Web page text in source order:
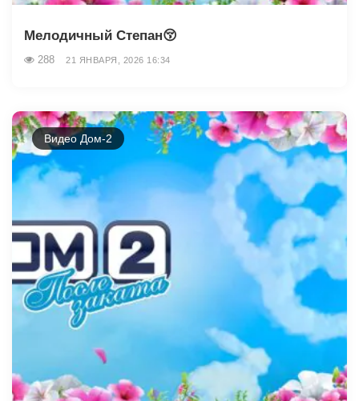
Мелодичный Степан😚
288 21 ЯНВАРЯ, 2026 16:34
Видео Дом-2